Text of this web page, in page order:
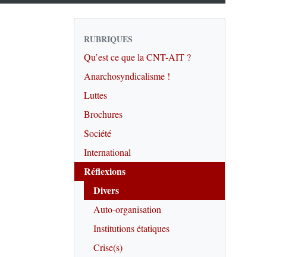
RUBRIQUES
Qu’est ce que la CNT-AIT ?
Anarchosyndicalisme !
Luttes
Brochures
Société
International
Réflexions
Divers
Auto-organisation
Institutions étatiques
Crise(s)